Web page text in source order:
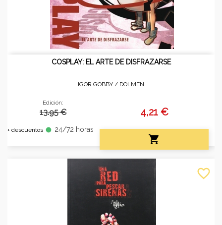
COSPLAY: EL ARTE DE DISFRAZARSE
IGOR GOBBY / DOLMEN
Edición:
13.95 €
+ descuentos fiber_manual_record 24/72 horas
4,21 €

favorite_border